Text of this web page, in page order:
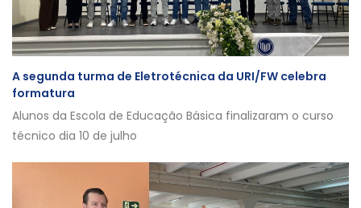
A segunda turma de Eletrotécnica da URI/FW celebra
formatura
Alunos da Escola de Educação Básica finalizaram o curso
técnico dia 10 de julho